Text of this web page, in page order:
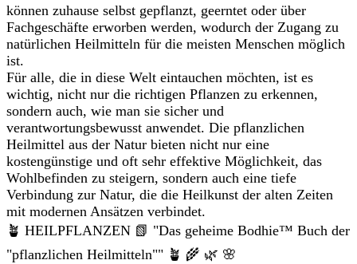
können zuhause selbst gepflanzt, geerntet oder über
Fachgeschäfte erworben werden, wodurch der Zugang zu
natürlichen Heilmitteln für die meisten Menschen möglich
ist.
Für alle, die in diese Welt eintauchen möchten, ist es
wichtig, nicht nur die richtigen Pflanzen zu erkennen,
sondern auch, wie man sie sicher und
verantwortungsbewusst anwendet. Die pflanzlichen
Heilmittel aus der Natur bieten nicht nur eine
kostengünstige und oft sehr effektive Möglichkeit, das
Wohlbefinden zu steigern, sondern auch eine tiefe
Verbindung zur Natur, die die Heilkunst der alten Zeiten
mit modernen Ansätzen verbindet.
🪴 HEILPFLANZEN 📗 "Das geheime Bodhie™ Buch der
"pflanzlichen Heilmitteln"" 🪴 🌾 🌿 🌸